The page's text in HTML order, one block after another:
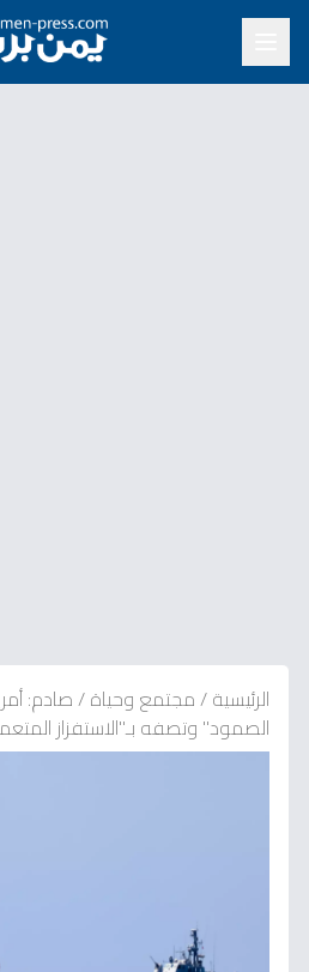
الرئيسية/مجتمع وحياة/صادم:
الصمود" وتصفه بـ"الاستفزاز